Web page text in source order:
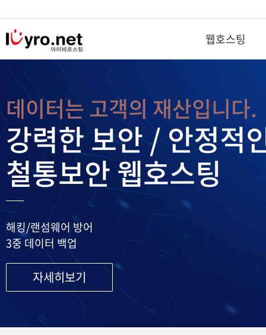
웹호스팅
웹호스팅
철통보안 호스팅 NEW
철통 보안 종량제 호스팅 NEW
종량제 윈도우 호스팅
철통보안 단독 웹호스팅
무료호스팅
SSL보안서버
부가서비스
이미지호스팅
EZ이미지호스팅
무제한이미지호스팅
웹메일 호스팅 신청
DB호스팅
데이터는 고객의 재산입니다.
강력한 보안 / 안정적
철통보안 웹호스팅
해킹/랜섬웨어 방어
3중 데이터 백업
자세히보기